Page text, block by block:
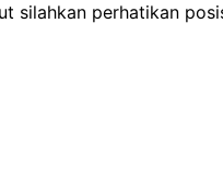
silahkan perhatikan